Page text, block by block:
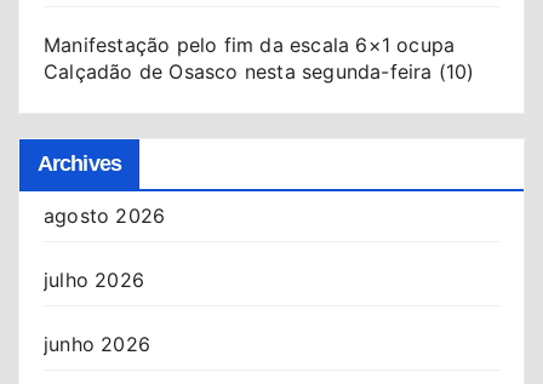
Manifestação pelo fim da escala 6×1 ocupa
Calçadão de Osasco nesta segunda-feira (10)
Archives
agosto 2026
julho 2026
junho 2026